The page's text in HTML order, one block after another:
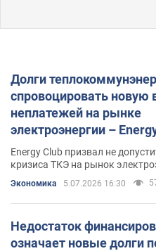
Долги
спровоцировать новую
неплатежей на рынке
электроэнергии –
Energy Club призвал не
кризиса ТКЭ на рынок
Экономика 5.07.2026 16:30
Недостаток
означает новые долги